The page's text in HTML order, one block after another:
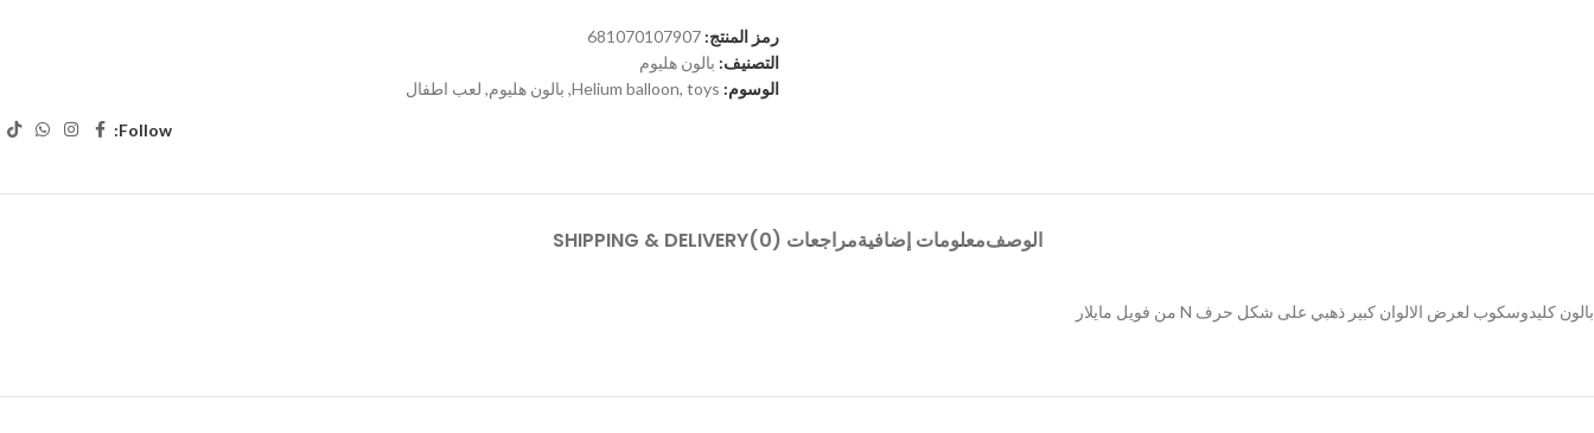
رمز المنتج: 681070107907
التصنيف: بالون هليوم
الوسوم:
Helium balloon, toys
, بالون هليوم, لعب اطفال
Follow:
الوصفمعلومات إضافيةمراجعات (0) SHIPPING & DELIVERY
بالون كليدوسكوب لعرض الالوان كبير ذهبي على شكل حرف N من فويل مايلار